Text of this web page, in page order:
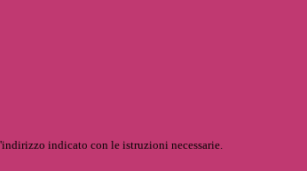
indicato con le istruzioni necessarie.